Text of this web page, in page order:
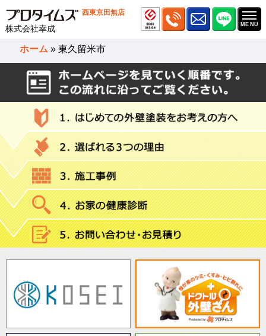
西東京田無店
株式会社幸成
ホーム »東久留米市